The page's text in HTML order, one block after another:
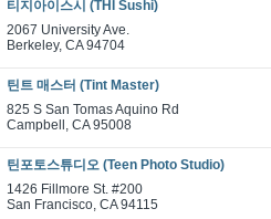
티지아이스시 (THI Sushi)
2067 University Ave.
Berkeley, CA 94704
틴트 매스터 (Tint Master)
825 S San Tomas Aquino Rd
Campbell, CA 95008
틴포토스튜디오 (Teen Photo Studio)
1426 Fillmore St. #200
San Francisco, CA 94115